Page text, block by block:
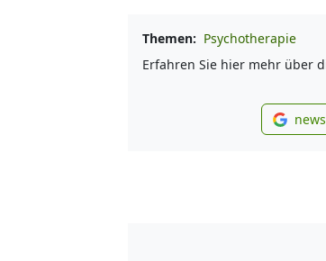
Themen: Psychotherapie
Erfahren Sie hier mehr über